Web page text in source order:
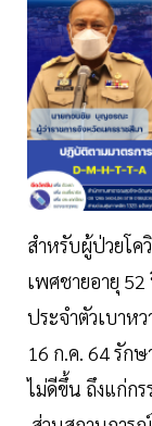
สำหรับผู้ป่วยโค
เพศชายอายุ
ประจำตัวเบาห
16 ก.ค. 64 รัก
ไม่ดีขึ้น ถึง